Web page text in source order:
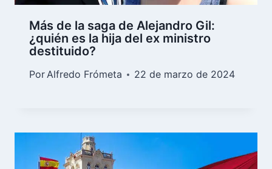
Más de la saga de Alejandro Gil:
¿quién es la hija del ex ministro
destituido?
PorAlfredo Frómeta 22 de marzo de 2024